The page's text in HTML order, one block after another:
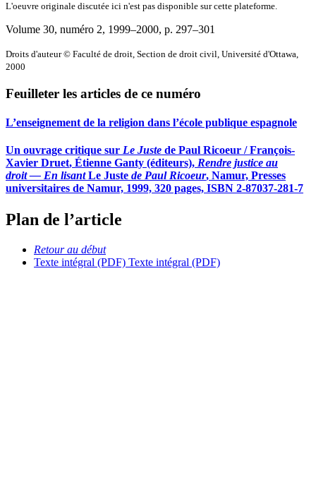
L'oeuvre originale discutée ici n'est pas disponible sur cette plateforme.
Volume 30, numéro 2, 1999–2000, p. 297–301
Droits d'auteur © Faculté de droit, Section de droit civil, Université d'Ottawa,
2000
Feuilleter les articles de ce numéro
L’enseignement de la religion dans l’école publique espagnole
Un ouvrage critique sur Le Juste de Paul Ricoeur / François-
Xavier Druet, Étienne Ganty (éditeurs), Rendre justice au
droit — En lisantLe Juste de Paul Ricoeur, Namur, Presses
universitaires de Namur, 1999, 320 pages, ISBN 2-87037-281-7
Plan de l’article
Retour au début
Texte intégral (PDF) Texte intégral (PDF)